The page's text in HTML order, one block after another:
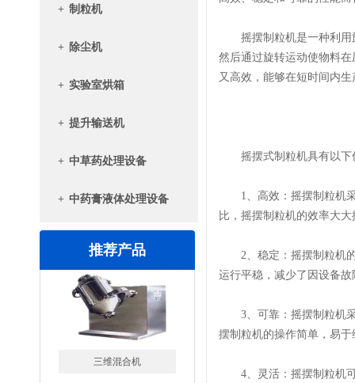
+ 制粒机
+ 除尘机
+ 实验室烘箱
+ 提升输送机
+ 中草药处理设备
+ 中药膏液体处理设备
推荐产品
三维混合机
摇摆制粒机是一种利用旋
然后通过旋转运动使物料
又高效，能够在短时间内
摇摆式制粒机具有以下
1、高效：摇摆制粒机采
比，摇摆制粒机的效率大
2、稳定：摇摆制粒机的
运行平稳，减少了因设备
3、可靠：摇摆制粒机采
摆制粒机的操作简单，易
4、灵活：摇摆制粒机可